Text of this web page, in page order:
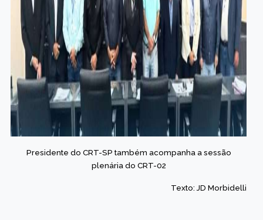
Presidente do CRT-SP também acompanha a sessão
plenária do CRT-02
Texto: JD Morbidelli